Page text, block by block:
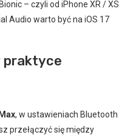
– czyli od iPhone XR / XS
Audio warto być na iOS 17
praktyce
, w ustawieniach Bluetooth
przełączyć się między